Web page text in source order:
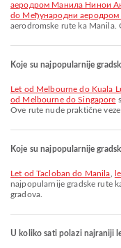
аеродром Манила Нинои
do Међународни
aerodromske rute ka Manila.
Koje su najpopularnije
let od Melbourne do Kuala
od Melbourne do Singapore
Ove rute nude praktične veze
Koje su najpopularnije
let od Tacloban do Manila
najpopularnije gradske rute
gradova.
U koliko sati polazi najraniji